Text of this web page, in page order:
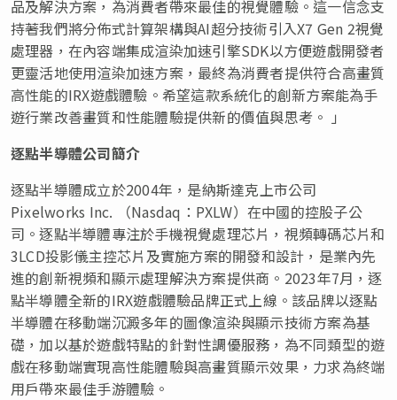
品及解決方案，為消費者帶來最佳的視覺體驗。這一信念支
持著我們將分佈式計算架構與AI超分技術引入X7 Gen 2視覺
處理器，在內容端集成渲染加速引擎SDK以方便遊戲開發者
更靈活地使用渲染加速方案，最終為消費者提供符合高畫質
高性能的IRX遊戲體驗。希望這款系統化的創新方案能為手
遊行業改善畫質和性能體驗提供新的價值與思考。 」
逐點半導體公司簡介
逐點半導體成立於2004年，是納斯達克上市公司
Pixelworks Inc. （Nasdaq：PXLW）在中國的控股子公
司。逐點半導體專注於手機視覺處理芯片，視頻轉碼芯片和
3LCD投影儀主控芯片及實施方案的開發和設計，是業內先
進的創新視頻和顯示處理解決方案提供商。2023年7月，逐
點半導體全新的IRX遊戲體驗品牌正式上線。該品牌以逐點
半導體在移動端沉澱多年的圖像渲染與顯示技術方案為基
礎，加以基於遊戲特點的針對性調優服務，為不同類型的遊
戲在移動端實現高性能體驗與高畫質顯示效果，力求為終端
用戶帶來最佳手游體驗。